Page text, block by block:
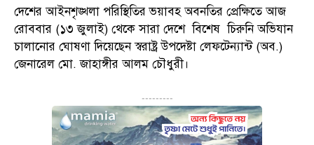
দেশের আইনশৃঙ্খলা পরিস্থিতির ভয়াবহ অবনতির প্রেক্ষিতে আজ
রোববার (১৩ জুলাই) থেকে সারা দেশে বিশেষ চিরুনি অভিযান
চালানোর ঘোষণা দিয়েছেন স্বরাষ্ট্র উপদেষ্টা লেফটেন্যান্ট (অব.)
জেনারেল মো. জাহাঙ্গীর আলম চৌধুরী।
---------